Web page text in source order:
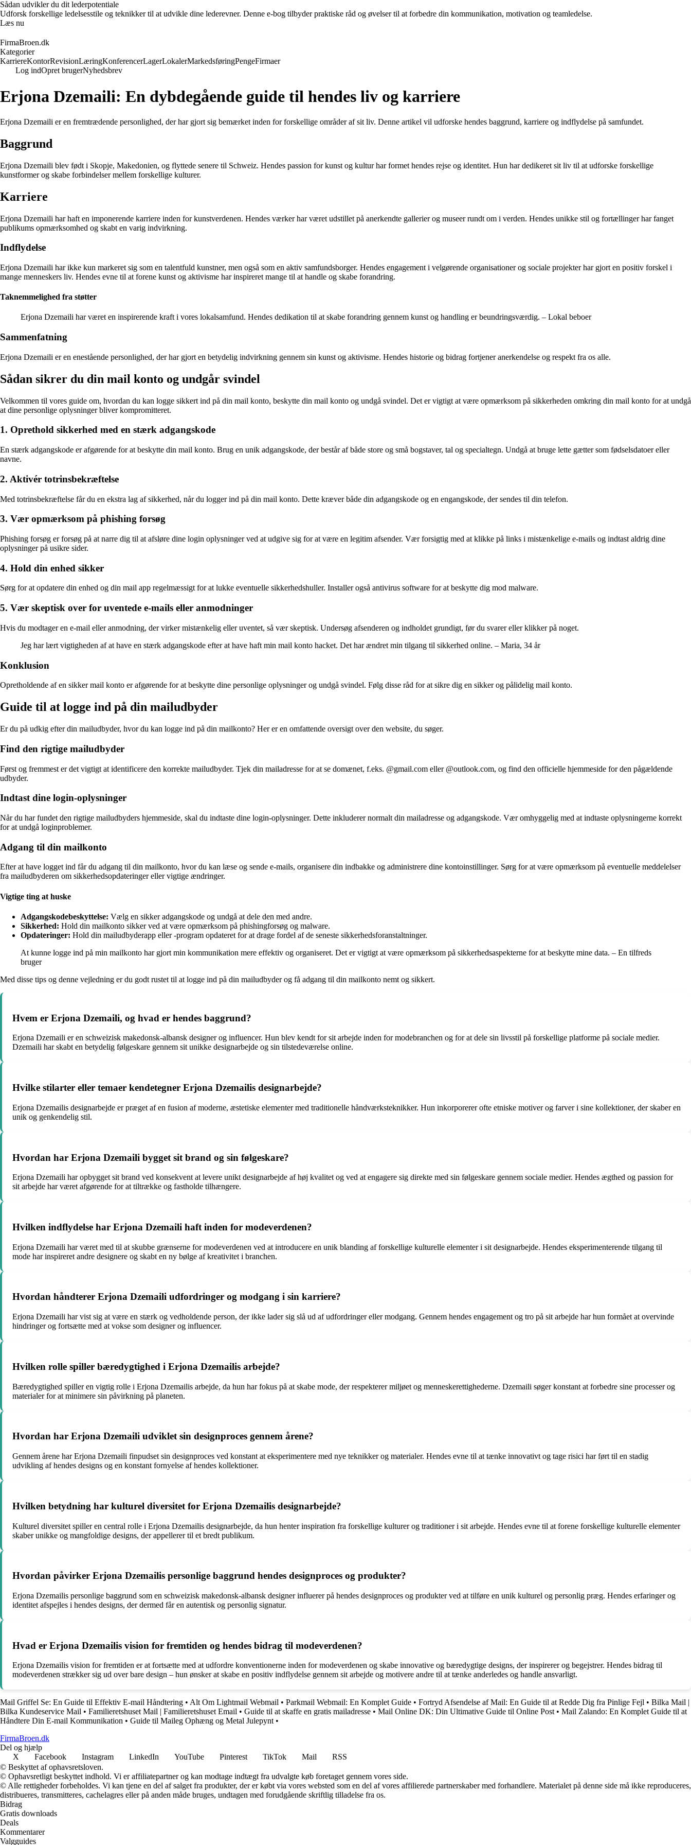
Sådan udvikler du dit lederpotentiale
Udforsk forskellige ledelsesstile og teknikker til at udvikle dine lederevner. Denne e-bog tilbyder praktiske råd og øvelser til at forbedre din kommunikation, motivation og teamledelse.
Læs nu
FirmaBroen.dk
Kategorier
KarriereKontorRevisionLæringKonferencerLagerLokalerMarkedsføringPengeFirmaer
Log indOpret brugerNyhedsbrev
Erjona Dzemaili: En dybdegående guide til hendes liv og karriere
Erjona Dzemaili er en fremtrædende personlighed, der har gjort sig bemærket inden for forskellige områder af sit liv. Denne artikel vil udforske hendes baggrund, karriere og indflydelse på samfundet.
Baggrund
Erjona Dzemaili blev født i Skopje, Makedonien, og flyttede senere til Schweiz. Hendes passion for kunst og kultur har formet hendes rejse og identitet. Hun har dedikeret sit liv til at udforske forskellige
kunstformer og skabe forbindelser mellem forskellige kulturer.
Karriere
Erjona Dzemaili har haft en imponerende karriere inden for kunstverdenen. Hendes værker har været udstillet på anerkendte gallerier og museer rundt om i verden. Hendes unikke stil og fortællinger har fanget
publikums opmærksomhed og skabt en varig indvirkning.
Indflydelse
Erjona Dzemaili har ikke kun markeret sig som en talentfuld kunstner, men også som en aktiv samfundsborger. Hendes engagement i velgørende organisationer og sociale projekter har gjort en positiv forskel i
mange menneskers liv. Hendes evne til at forene kunst og aktivisme har inspireret mange til at handle og skabe forandring.
Taknemmelighed fra støtter
Erjona Dzemaili har været en inspirerende kraft i vores lokalsamfund. Hendes dedikation til at skabe forandring gennem kunst og handling er beundringsværdig. – Lokal beboer
Sammenfatning
Erjona Dzemaili er en enestående personlighed, der har gjort en betydelig indvirkning gennem sin kunst og aktivisme. Hendes historie og bidrag fortjener anerkendelse og respekt fra os alle.
Sådan sikrer du din mail konto og undgår svindel
Velkommen til vores guide om, hvordan du kan logge sikkert ind på din mail konto, beskytte din mail konto og undgå svindel. Det er vigtigt at være opmærksom på sikkerheden omkring din mail konto for at undgå
at dine personlige oplysninger bliver kompromitteret.
1. Oprethold sikkerhed med en stærk adgangskode
En stærk adgangskode er afgørende for at beskytte din mail konto. Brug en unik adgangskode, der består af både store og små bogstaver, tal og specialtegn. Undgå at bruge lette gætter som fødselsdatoer eller
navne.
2. Aktivér totrinsbekræftelse
Med totrinsbekræftelse får du en ekstra lag af sikkerhed, når du logger ind på din mail konto. Dette kræver både din adgangskode og en engangskode, der sendes til din telefon.
3. Vær opmærksom på phishing forsøg
Phishing forsøg er forsøg på at narre dig til at afsløre dine login oplysninger ved at udgive sig for at være en legitim afsender. Vær forsigtig med at klikke på links i mistænkelige e-mails og indtast aldrig dine
oplysninger på usikre sider.
4. Hold din enhed sikker
Sørg for at opdatere din enhed og din mail app regelmæssigt for at lukke eventuelle sikkerhedshuller. Installer også antivirus software for at beskytte dig mod malware.
5. Vær skeptisk over for uventede e-mails eller anmodninger
Hvis du modtager en e-mail eller anmodning, der virker mistænkelig eller uventet, så vær skeptisk. Undersøg afsenderen og indholdet grundigt, før du svarer eller klikker på noget.
Jeg har lært vigtigheden af at have en stærk adgangskode efter at have haft min mail konto hacket. Det har ændret min tilgang til sikkerhed online. – Maria, 34 år
Konklusion
Opretholdende af en sikker mail konto er afgørende for at beskytte dine personlige oplysninger og undgå svindel. Følg disse råd for at sikre dig en sikker og pålidelig mail konto.
Guide til at logge ind på din mailudbyder
Er du på udkig efter din mailudbyder, hvor du kan logge ind på din mailkonto? Her er en omfattende oversigt over den website, du søger.
Find den rigtige mailudbyder
Først og fremmest er det vigtigt at identificere den korrekte mailudbyder. Tjek din mailadresse for at se domænet, f.eks. @gmail.com eller @outlook.com, og find den officielle hjemmeside for den pågældende
udbyder.
Indtast dine login-oplysninger
Når du har fundet den rigtige mailudbyders hjemmeside, skal du indtaste dine login-oplysninger. Dette inkluderer normalt din mailadresse og adgangskode. Vær omhyggelig med at indtaste oplysningerne korrekt
for at undgå loginproblemer.
Adgang til din mailkonto
Efter at have logget ind får du adgang til din mailkonto, hvor du kan læse og sende e-mails, organisere din indbakke og administrere dine kontoinstillinger. Sørg for at være opmærksom på eventuelle meddelelser
fra mailudbyderen om sikkerhedsopdateringer eller vigtige ændringer.
Vigtige ting at huske
Adgangskodebeskyttelse: Vælg en sikker adgangskode og undgå at dele den med andre.
Sikkerhed: Hold din mailkonto sikker ved at være opmærksom på phishingforsøg og malware.
Opdateringer: Hold din mailudbyderapp eller -program opdateret for at drage fordel af de seneste sikkerhedsforanstaltninger.
At kunne logge ind på min mailkonto har gjort min kommunikation mere effektiv og organiseret. Det er vigtigt at være opmærksom på sikkerhedsaspekterne for at beskytte mine data. – En tilfreds
bruger
Med disse tips og denne vejledning er du godt rustet til at logge ind på din mailudbyder og få adgang til din mailkonto nemt og sikkert.
Hvem er Erjona Dzemaili, og hvad er hendes baggrund?
Erjona Dzemaili er en schweizisk makedonsk-albansk designer og influencer. Hun blev kendt for sit arbejde inden for modebranchen og for at dele sin livsstil på forskellige platforme på sociale medier.
Dzemaili har skabt en betydelig følgeskare gennem sit unikke designarbejde og sin tilstedeværelse online.
Hvilke stilarter eller temaer kendetegner Erjona Dzemailis designarbejde?
Erjona Dzemailis designarbejde er præget af en fusion af moderne, æstetiske elementer med traditionelle håndværksteknikker. Hun inkorporerer ofte etniske motiver og farver i sine kollektioner, der skaber en
unik og genkendelig stil.
Hvordan har Erjona Dzemaili bygget sit brand og sin følgeskare?
Erjona Dzemaili har opbygget sit brand ved konsekvent at levere unikt designarbejde af høj kvalitet og ved at engagere sig direkte med sin følgeskare gennem sociale medier. Hendes ægthed og passion for
sit arbejde har været afgørende for at tiltrække og fastholde tilhængere.
Hvilken indflydelse har Erjona Dzemaili haft inden for modeverdenen?
Erjona Dzemaili har været med til at skubbe grænserne for modeverdenen ved at introducere en unik blanding af forskellige kulturelle elementer i sit designarbejde. Hendes eksperimenterende tilgang til
mode har inspireret andre designere og skabt en ny bølge af kreativitet i branchen.
Hvordan håndterer Erjona Dzemaili udfordringer og modgang i sin karriere?
Erjona Dzemaili har vist sig at være en stærk og vedholdende person, der ikke lader sig slå ud af udfordringer eller modgang. Gennem hendes engagement og tro på sit arbejde har hun formået at overvinde
hindringer og fortsætte med at vokse som designer og influencer.
Hvilken rolle spiller bæredygtighed i Erjona Dzemailis arbejde?
Bæredygtighed spiller en vigtig rolle i Erjona Dzemailis arbejde, da hun har fokus på at skabe mode, der respekterer miljøet og menneskerettighederne. Dzemaili søger konstant at forbedre sine processer og
materialer for at minimere sin påvirkning på planeten.
Hvordan har Erjona Dzemaili udviklet sin designproces gennem årene?
Gennem årene har Erjona Dzemaili finpudset sin designproces ved konstant at eksperimentere med nye teknikker og materialer. Hendes evne til at tænke innovativt og tage risici har ført til en stadig
udvikling af hendes designs og en konstant fornyelse af hendes kollektioner.
Hvilken betydning har kulturel diversitet for Erjona Dzemailis designarbejde?
Kulturel diversitet spiller en central rolle i Erjona Dzemailis designarbejde, da hun henter inspiration fra forskellige kulturer og traditioner i sit arbejde. Hendes evne til at forene forskellige kulturelle elementer
skaber unikke og mangfoldige designs, der appellerer til et bredt publikum.
Hvordan påvirker Erjona Dzemailis personlige baggrund hendes designproces og produkter?
Erjona Dzemailis personlige baggrund som en schweizisk makedonsk-albansk designer influerer på hendes designproces og produkter ved at tilføre en unik kulturel og personlig præg. Hendes erfaringer og
identitet afspejles i hendes designs, der dermed får en autentisk og personlig signatur.
Hvad er Erjona Dzemailis vision for fremtiden og hendes bidrag til modeverdenen?
Erjona Dzemailis vision for fremtiden er at fortsætte med at udfordre konventionerne inden for modeverdenen og skabe innovative og bæredygtige designs, der inspirerer og begejstrer. Hendes bidrag til
modeverdenen strækker sig ud over bare design – hun ønsker at skabe en positiv indflydelse gennem sit arbejde og motivere andre til at tænke anderledes og handle ansvarligt.
Mail Griffel Se: En Guide til Effektiv E-mail Håndtering • Alt Om Lightmail Webmail • Parkmail Webmail: En Komplet Guide • Fortryd Afsendelse af Mail: En Guide til at Redde Dig fra Pinlige Fejl • Bilka Mail |
Bilka Kundeservice Mail • Familieretshuset Mail | Familieretshuset Email • Guide til at skaffe en gratis mailadresse • Mail Online DK: Din Ultimative Guide til Online Post • Mail Zalando: En Komplet Guide til at
Håndtere Din E-mail Kommunikation • Guide til Maileg Ophæng og Metal Julepynt •
FirmaBroen.dk
Del og hjælp
X
Facebook Instagram LinkedIn YouTube Pinterest TikTok Mail
RSS
© Beskyttet af ophavsretsloven.
© Ophavsretligt beskyttet indhold. Vi er affiliatepartner og kan modtage indtægt fra udvalgte køb foretaget gennem vores side.
© Alle rettigheder forbeholdes. Vi kan tjene en del af salget fra produkter, der er købt via vores websted som en del af vores affilierede partnerskaber med forhandlere. Materialet på denne side må ikke reproduceres,
distribueres, transmitteres, cachelagres eller på anden måde bruges, undtagen med forudgående skriftlig tilladelse fra os.
Bidrag
Gratis downloads
Deals
Kommentarer
Valgguides